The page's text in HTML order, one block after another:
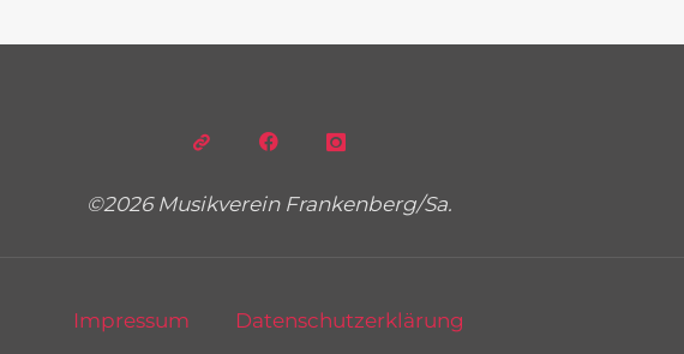
©2026 Musikverein Frankenberg/Sa.
Impressum Datenschutzerklärung